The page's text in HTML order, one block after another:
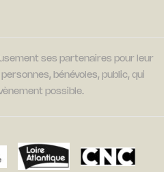
ses partenaires pour leur
bénévoles, public, qui
possible.